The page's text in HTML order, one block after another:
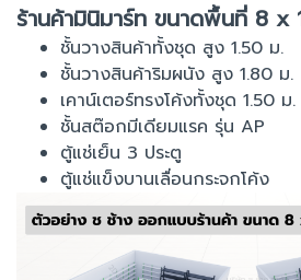
ร้านค้ามินิมาร์ท ขนาดพื้นที่ 8 x
ชั้นวางสินค้าทั้งชุด สูง 1.50 ม.
ชั้นวางสินค้าริมผนัง สูง 1.80 ม.
เคาน์เตอร์ทรงโค้งทั้งชุด 1.50 ม.
ชั้นสต๊อกมีเดียมแรค รุ่น AP
ตู้แช่เย็น 3 ประตู
ตู้แช่แข็งบานเลื่อนกระจกโค้ง